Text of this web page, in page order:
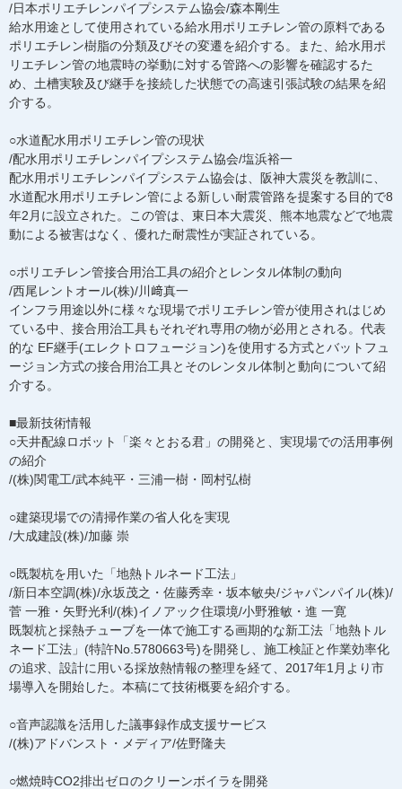
/日本ポリエチレンパイプシステム協会/森本剛生
給水用途として使用されている給水用ポリエチレン管の原料である
ポリエチレン樹脂の分類及びその変遷を紹介する。また、給水用ポ
リエチレン管の地震時の挙動に対する管路への影響を確認するた
め、土槽実験及び継手を接続した状態での高速引張試験の結果を紹
介する。
○水道配水用ポリエチレン管の現状
/配水用ポリエチレンパイプシステム協会/塩浜裕一
配水用ポリエチレンパイプシステム協会は、阪神大震災を教訓に、
水道配水用ポリエチレン管による新しい耐震管路を提案する目的で8
年2月に設立された。この管は、東日本大震災、熊本地震などで地震
動による被害はなく、優れた耐震性が実証されている。
○ポリエチレン管接合用治工具の紹介とレンタル体制の動向
/西尾レントオール(株)/川﨑真一
インフラ用途以外に様々な現場でポリエチレン管が使用されはじめ
ている中、接合用治工具もそれぞれ専用の物が必用とされる。代表
的な EF継手(エレクトロフュージョン)を使用する方式とバットフュ
ージョン方式の接合用治工具とそのレンタル体制と動向について紹
介する。
■最新技術情報
○天井配線ロボット「楽々とおる君」の開発と、実現場での活用事例
の紹介
/(株)関電工/武本純平・三浦一樹・岡村弘樹
○建築現場での清掃作業の省人化を実現
/大成建設(株)/加藤 崇
○既製杭を用いた「地熱トルネード工法」
/新日本空調(株)/永坂茂之・佐藤秀幸・坂本敏央/ジャパンパイル(株)/
菅 一雅・矢野光利/(株)イノアック住環境/小野雅敏・進 一寛
既製杭と採熱チューブを一体で施工する画期的な新工法「地熱トル
ネード工法」(特許No.5780663号)を開発し、施工検証と作業効率化
の追求、設計に用いる採放熱情報の整理を経て、2017年1月より市
場導入を開始した。本稿にて技術概要を紹介する。
○音声認識を活用した議事録作成支援サービス
/(株)アドバンスト・メディア/佐野隆夫
○燃焼時CO2排出ゼロのクリーンボイラを開発